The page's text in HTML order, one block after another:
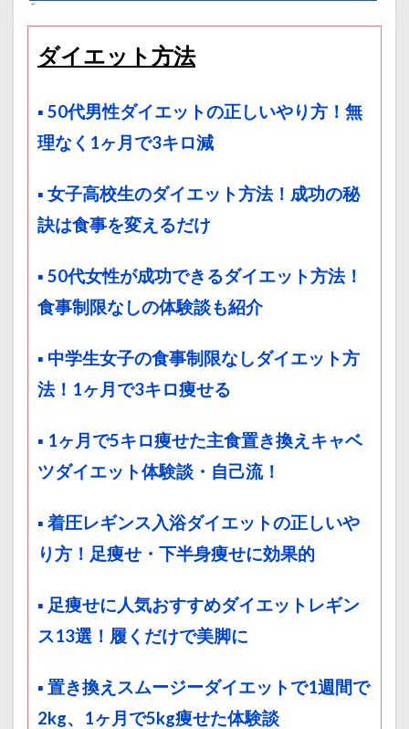
ダイエット方法
▪ 50代男性ダイエットの正しいやり方！無
理なく1ヶ月で3キロ減
▪ 女子高校生のダイエット方法！成功の秘
訣は食事を変えるだけ
▪ 50代女性が成功できるダイエット方法！
食事制限なしの体験談も紹介
▪ 中学生女子の食事制限なしダイエット方
法！1ヶ月で3キロ痩せる
▪ 1ヶ月で5キロ痩せた主食置き換えキャベ
ツダイエット体験談・自己流！
▪ 着圧レギンス入浴ダイエットの正しいや
り方！足痩せ・下半身痩せに効果的
▪ 足痩せに人気おすすめダイエットレギン
ス13選！履くだけで美脚に
▪ 置き換えスムージーダイエットで1週間で
2kg、1ヶ月で5kg痩せた体験談